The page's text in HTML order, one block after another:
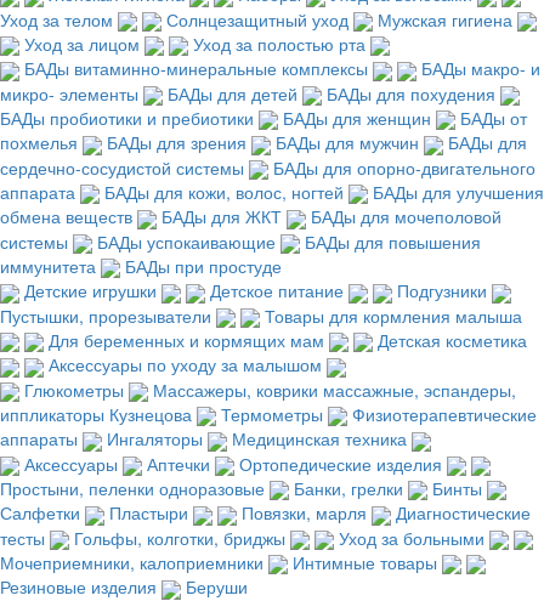
Уход за телом
Солнцезащитный уход
Мужская гигиена
Уход за лицом
Уход за полостью рта
БАДы витаминно-минеральные комплексы
БАДы макро- и
микро- элементы
БАДы для детей
БАДы для похудения
БАДы пробиотики и пребиотики
БАДы для женщин
БАДы от
похмелья
БАДы для зрения БАДы для мужчин
БАДы для
сердечно-сосудистой системы
БАДы для опорно-двигательного
аппарата
БАДы для кожи, волос, ногтей
БАДы для улучшения
обмена веществ
БАДы для ЖКТ
БАДы для мочеполовой
системы
БАДы успокаивающие
БАДы для повышения
иммунитета
БАДы при простуде
Детские игрушки
Детское питание
Подгузники
Пустышки, прорезыватели
Товары для кормления малыша
Для беременных и кормящих мам
Детская косметика
Аксессуары по уходу за малышом
Глюкометры
Массажеры, коврики массажные, эспандеры,
иппликаторы Кузнецова
Термометры
Физиотерапевтические
аппараты
Ингаляторы
Медицинская техника
Аксессуары
Аптечки
Ортопедические изделия
Простыни, пеленки одноразовые
Банки, грелки
Бинты
Салфетки
Пластыри Повязки, марля
Диагностические
тесты
Гольфы, колготки, бриджы
Уход за больными
Мочеприемники, калоприемники
Интимные товары
Резиновые изделия
Беруши